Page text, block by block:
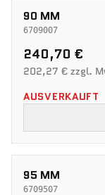
90 MM
6709007
240,70 €
202,27 € zzgl.
AUSVERKAUFT
95 MM
6709507